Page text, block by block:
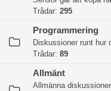
Trådar: 295
Programmering
Diskussioner runt hur
Trådar: 89
Allmänt
Allmänna